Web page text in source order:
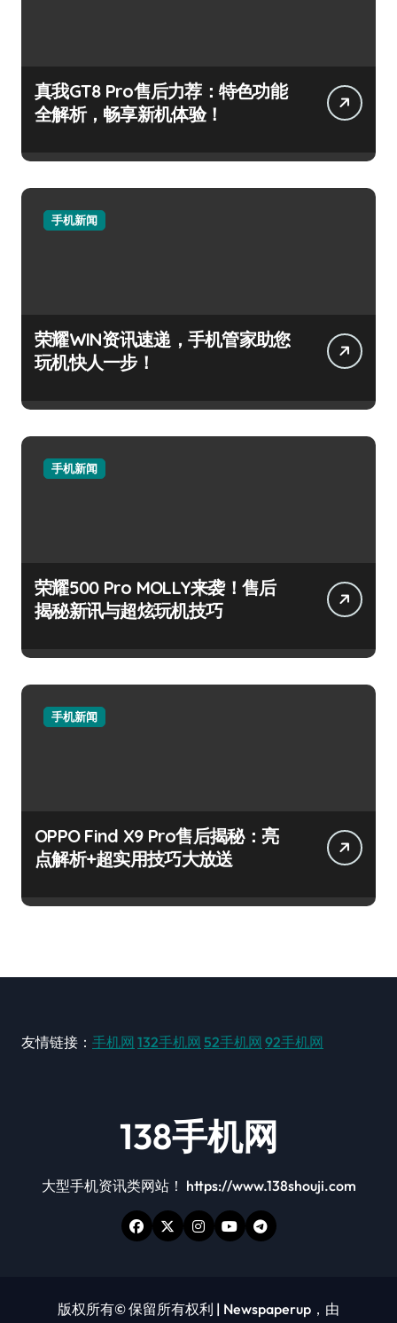
真我GT8 Pro售后力荐：特色功能
全解析，畅享新机体验！
手机新闻
荣耀WIN资讯速递，手机管家助您
玩机快人一步！
手机新闻
荣耀500 Pro MOLLY来袭！售后
揭秘新讯与超炫玩机技巧
手机新闻
OPPO Find X9 Pro售后揭秘：亮
点解析+超实用技巧大放送
友情链接： 手机网 132手机网 52手机网 92手机网
138手机网
大型手机资讯类网站！ https://www.138shouji.com
版权所有© 保留所有权利 | Newspaperup ，由